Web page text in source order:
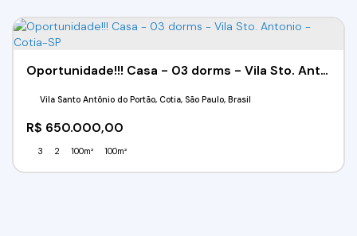
Oportunidade!!! Casa - 03 dorms - Vila Sto. Antonio - Cotia-SP
R$ 650.000,00
Vila Santo Antônio do Portão, Cotia, São Paulo, Brasil
3 2 100m² 100m²